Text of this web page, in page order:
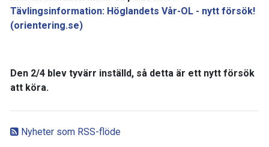
Nyheter som RSS-flöde
Tävlingsinformation: Höglandets Vår-OL - nytt försök!
(orientering.se)
Den 2/4 blev tyvärr inställd, så detta är ett nytt försök
att köra.